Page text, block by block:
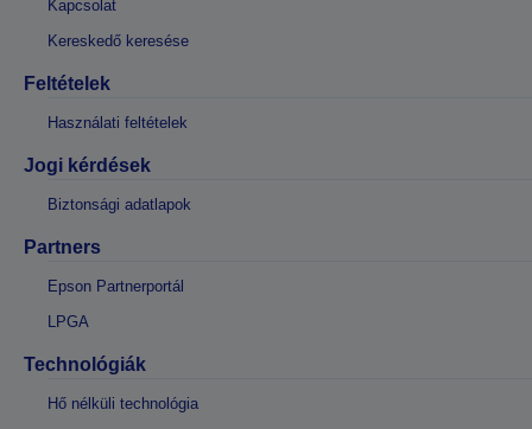
Kapcsolat
Kereskedő keresése
Feltételek
Használati feltételek
Jogi kérdések
Biztonsági adatlapok
Partners
Epson Partnerportál
LPGA
Technológiák
Hő nélküli technológia